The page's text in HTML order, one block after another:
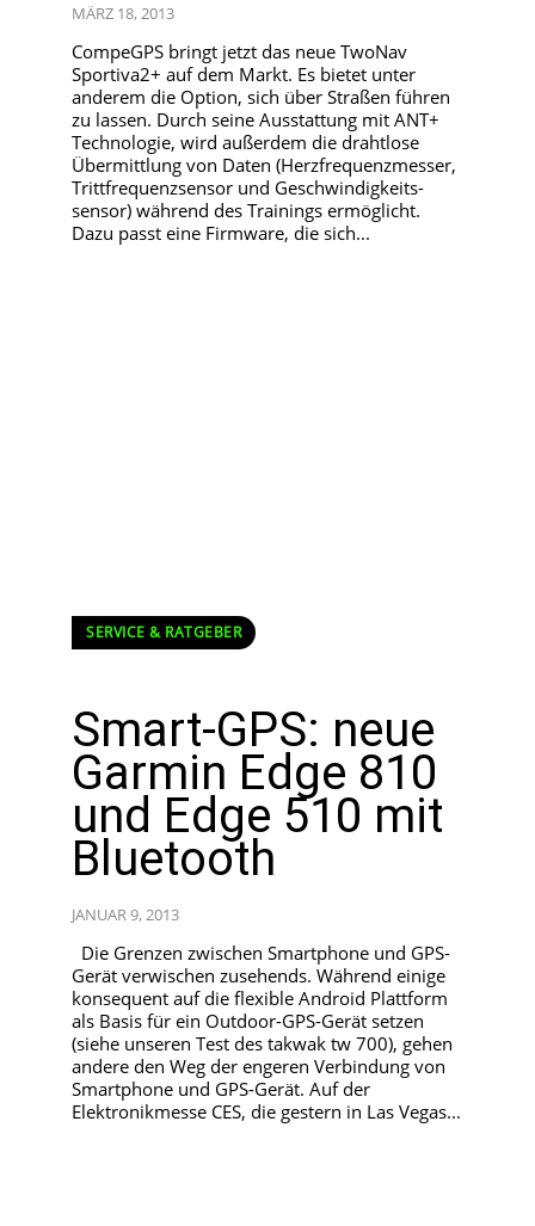
MÄRZ 18, 2013
CompeGPS bringt jetzt das neue TwoNav
Sportiva2+ auf dem Markt. Es bietet unter
anderem die Option, sich über Straßen führen
zu lassen. Durch seine Ausstattung mit ANT+
Technologie, wird außerdem die drahtlose
Übermittlung von Daten (Herzfrequenzmesser,
Trittfrequenzsensor und Geschwindigkeits-
sensor) während des Trainings ermöglicht.
Dazu passt eine Firmware, die sich...
SERVICE & RATGEBER
Smart-GPS: neue
Garmin Edge 810
und Edge 510 mit
Bluetooth
JANUAR 9, 2013
Gerät verwischen zusehends. Während einige
konsequent auf die flexible Android Plattform
als Basis für ein Outdoor-GPS-Gerät setzen
(siehe unseren Test des takwak tw 700), gehen
andere den Weg der engeren Verbindung von
Smartphone und GPS-Gerät. Auf der
Elektronikmesse CES, die gestern in Las Vegas...